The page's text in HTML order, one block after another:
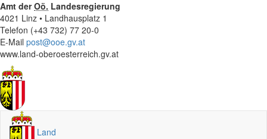
Amt derOö. Landesregierung
4021 Linz • Landhausplatz 1
Telefon (+43 732) 77 20-0
E-Mail post@ooe.gv.at
www.land-oberoesterreich.gv.at
Land